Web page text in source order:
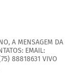
A MENSAGEM DA
EMAIL:
88818631 VIVO